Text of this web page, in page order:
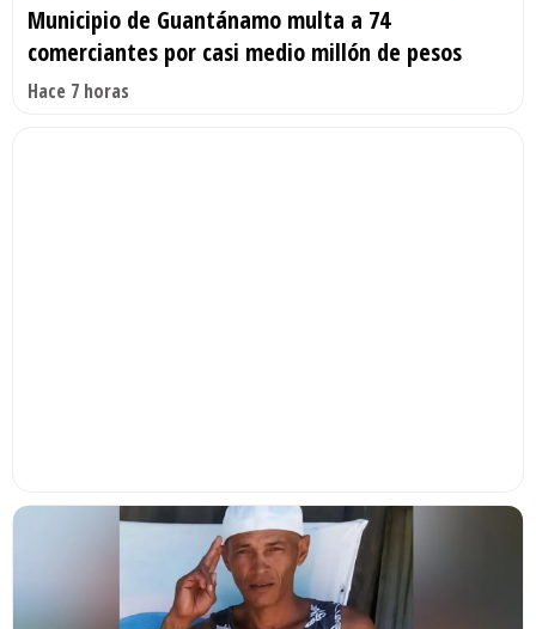
Municipio de Guantánamo multa a 74
comerciantes por casi medio millón de pesos
Hace 7 horas